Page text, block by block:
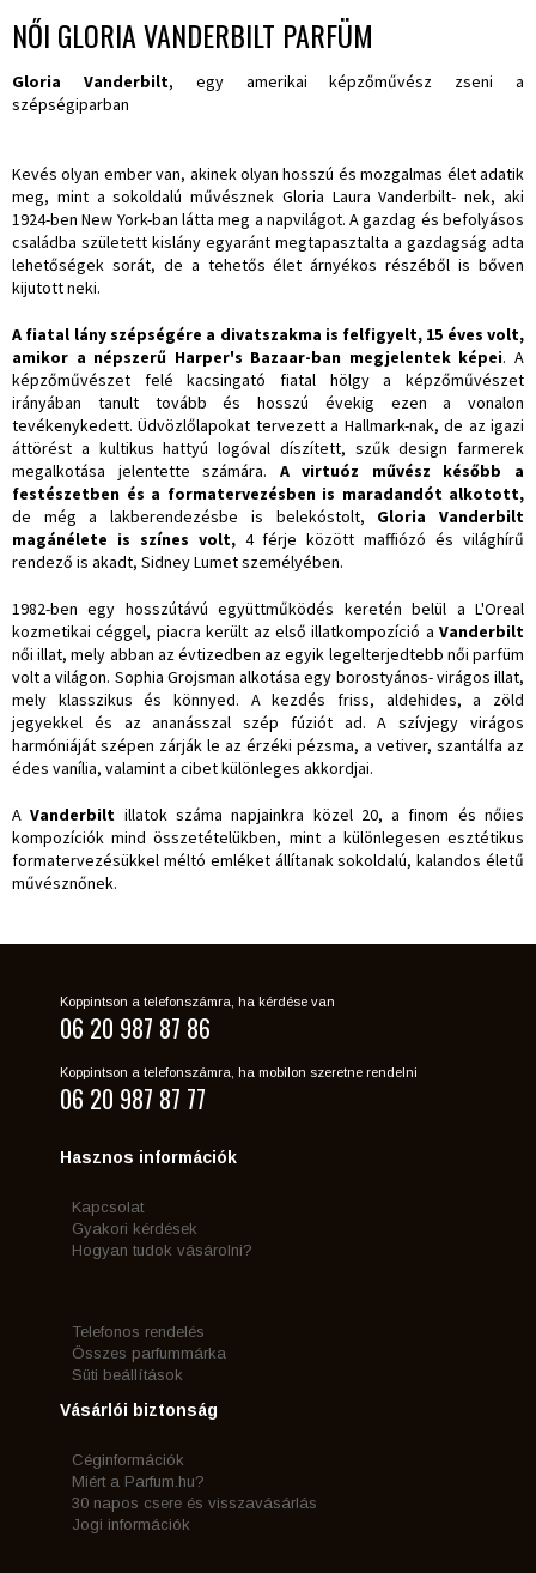
NŐI GLORIA VANDERBILT PARFÜM
Gloria Vanderbilt, egy amerikai képzőművész zseni a
szépségiparban
Kevés olyan ember van, akinek olyan hosszú és mozgalmas élet adatik
meg, mint a sokoldalú művésznek Gloria Laura Vanderbilt- nek, aki
1924-ben New York-ban látta meg a napvilágot. A gazdag és befolyásos
családba született kislány egyaránt megtapasztalta a gazdagság adta
lehetőségek sorát, de a tehetős élet árnyékos részéből is bőven
kijutott neki.
A fiatal lány szépségére a divatszakma is felfigyelt, 15 éves volt,
amikor a népszerű Harper's Bazaar-ban megjelentek képei. A
képzőművészet felé kacsingató fiatal hölgy a képzőművészet
irányában tanult tovább és hosszú évekig ezen a vonalon
tevékenykedett. Üdvözlőlapokat tervezett a Hallmark-nak, de az igazi
áttörést a kultikus hattyú logóval díszített, szűk design farmerek
megalkotása jelentette számára. A virtuóz művész később a
festészetben és a formatervezésben is maradandót alkotott,
de még a lakberendezésbe is belekóstolt, Gloria Vanderbilt
magánélete is színes volt, 4 férje között maffiózó és világhírű
rendező is akadt, Sidney Lumet személyében.
1982-ben egy hosszútávú együttműködés keretén belül a L'Oreal
kozmetikai céggel, piacra került az első illatkompozíció a Vanderbilt
női illat, mely abban az évtizedben az egyik legelterjedtebb női parfüm
volt a világon. Sophia Grojsman alkotása egy borostyános- virágos illat,
mely klasszikus és könnyed. A kezdés friss, aldehides, a zöld
jegyekkel és az ananásszal szép fúziót ad. A szívjegy virágos
harmóniáját szépen zárják le az érzéki pézsma, a vetiver, szantálfa az
édes vanília, valamint a cibet különleges akkordjai.
A Vanderbilt illatok száma napjainkra közel 20, a finom és nőies
kompozíciók mind összetételükben, mint a különlegesen esztétikus
formatervezésükkel méltó emléket állítanak sokoldalú, kalandos életű
művésznőnek.
Koppintson a telefonszámra, ha kérdése van
06 20 987 87 86
Koppintson a telefonszámra, ha mobilon szeretne rendelni
06 20 987 87 77
Hasznos információk
Kapcsolat
Gyakori kérdések
Hogyan tudok vásárolni?
Telefonos rendelés
Összes parfummárka
Süti beállítások
Vásárlói biztonság
Céginformációk
Miért a Parfum.hu?
30 napos csere és visszavásárlás
Jogi információk